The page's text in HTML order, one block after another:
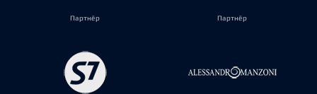
Партнёр Партнёр